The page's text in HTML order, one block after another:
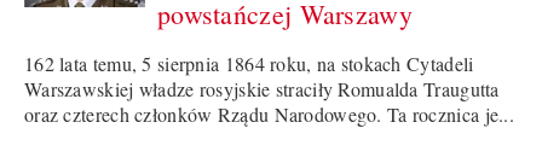
powstańczej Warszawy
162 lata temu, 5 sierpnia 1864 roku, na stokach Cytadeli
Warszawskiej władze rosyjskie straciły Romualda Traugutta
oraz czterech członków Rządu Narodowego. Ta rocznica je...